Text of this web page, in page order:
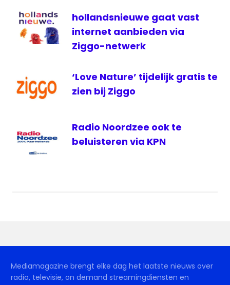
ziggo
hollandsnieuwe gaat vast
internet aanbieden via
Ziggo-netwerk
‘Love Nature’ tijdelijk gratis te
zien bij Ziggo
Radio Noordzee ook te
beluisteren via KPN
Mediamagazine brengt elke dag het laatste nieuws over
radio, televisie, on demand streamingdiensten en